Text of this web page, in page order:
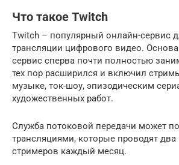
Что такое Twitch
Twitch – популярный онлайн-сервис
трансляции цифрового видео.
cервис сперва почти полностью
тех пор расширился и включил
музыке, ток-шоу, эпизодическим
художественных работ.
Служба потоковой передачи может
трансляциями, которые проводят
стримеров каждый месяц.